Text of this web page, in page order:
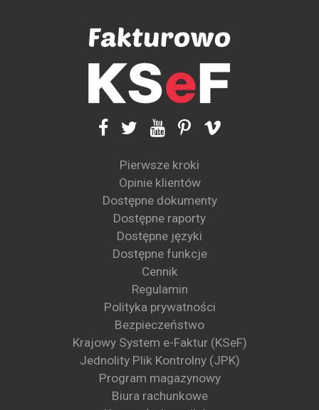
Pierwsze kroki
Opinie klientów
Dostępne dokumenty
Dostępne raporty
Dostępne języki
Dostępne funkcje
Cennik
Regulamin
Polityka prywatności
Bezpieczeństwo
Krajowy System e-Faktur (KSeF)
Jednolity Plik Kontrolny (JPK)
Program magazynowy
Biura rachunkowe